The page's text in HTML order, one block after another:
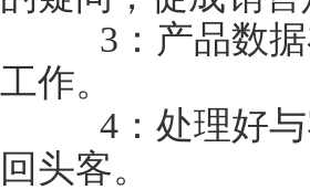
3：产品数据在
工作。
4：处理好与客
回头客。